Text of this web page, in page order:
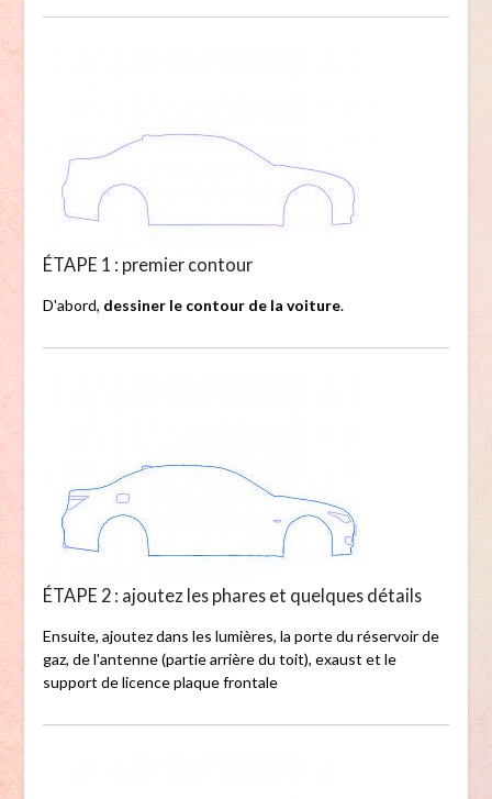
ÉTAPE 1 : premier contour
D'abord, dessiner le contour de la voiture.
ÉTAPE 2 : ajoutez les phares et quelques détails
Ensuite, ajoutez dans les lumières, la porte du réservoir de
gaz, de l'antenne (partie arrière du toit), exaust et le
support de licence plaque frontale